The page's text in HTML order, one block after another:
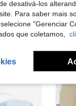
desativá-los
Para saber mais
"Gerenciar
que coletamos,